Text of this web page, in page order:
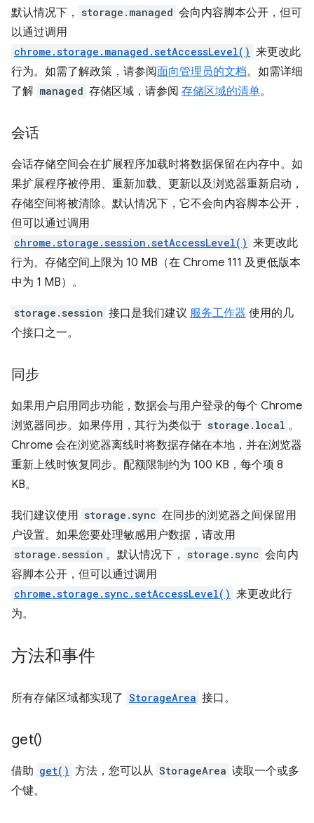
默认情况下， storage.managed 会向内容脚本公开，但可
以通过调用
chrome.storage.managed.setAccessLevel() 来更改此
行为。如需了解政策，请参阅面向管理员的文档。如需详细
了解 managed 存储区域，请参阅 存储区域的清单。
会话
会话存储空间会在扩展程序加载时将数据保留在内存中。如
果扩展程序被停用、重新加载、更新以及浏览器重新启动，
存储空间将被清除。默认情况下，它不会向内容脚本公开，
但可以通过调用
chrome.storage.session.setAccessLevel() 来更改此
行为。存储空间上限为 10 MB（在 Chrome 111 及更低版本
中为 1 MB）。
storage.session 接口是我们建议 服务工作器 使用的几
个接口之一。
同步
如果用户启用同步功能，数据会与用户登录的每个 Chrome
浏览器同步。如果停用，其行为类似于 storage.local 。
Chrome 会在浏览器离线时将数据存储在本地，并在浏览器
重新上线时恢复同步。配额限制约为 100 KB，每个项 8
KB。
我们建议使用 storage.sync 在同步的浏览器之间保留用
户设置。如果您要处理敏感用户数据，请改用
storage.session 。默认情况下， storage.sync 会向内
容脚本公开，但可以通过调用
chrome.storage.sync.setAccessLevel() 来更改此行
为。
方法和事件
所有存储区域都实现了 StorageArea 接口。
get()
借助 get() 方法，您可以从 StorageArea 读取一个或多
个键。